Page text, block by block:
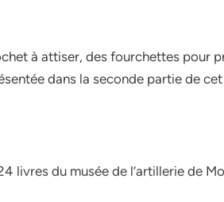
à attiser, des fourchettes pour
dans la seconde partie de
livres du musée de l’artillerie de